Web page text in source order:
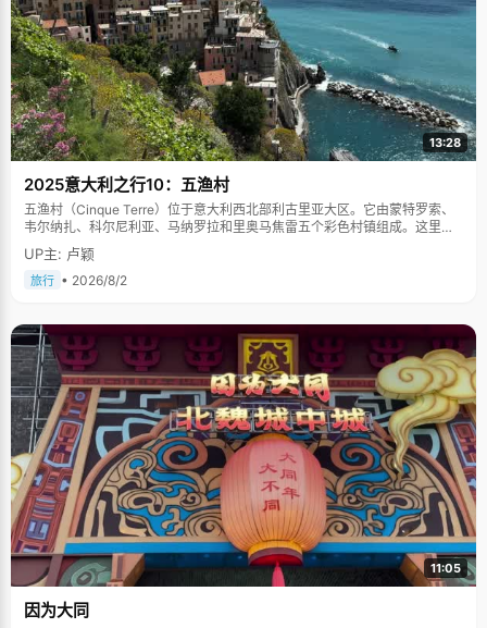
13:28
2025意大利之行10：五渔村
五渔村（Cinque Terre）位于意大利西北部利古里亚大区。它由蒙特罗索、
韦尔纳扎、科尔尼利亚、马纳罗拉和里奥马焦雷五个彩色村镇组成。这里依
山傍海，房屋色彩斑斓，1997年被列为世界文化遗产。
UP主: 卢颖
旅行 • 2026/8/2
11:05
因为大同